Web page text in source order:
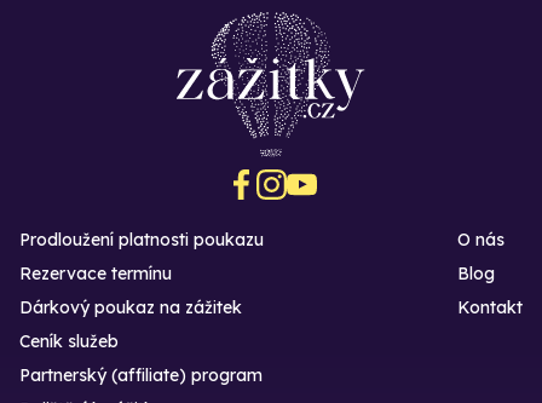
Prodloužení platnosti poukazu
Rezervace termínu
Dárkový poukaz na zážitek
O nás
Blog
Kontakt
Ceník služeb
Partnerský (affiliate) program